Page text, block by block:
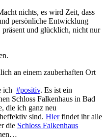
nichts, es wird Zeit, dass
persönliche Entwicklung
und glücklich, nicht nur
an einem zauberhaften Ort
ich #positiv. Es ist ein
Schloss Falkenhaus in Bad
die ich ganz neu
sind. Hier findet ihr alle
die Schloss Falkenhaus